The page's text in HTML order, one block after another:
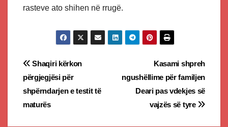
rasteve ato shihen në rrugë.
Post
navigation
Kasami shpreh
ngushëllime për familjen
Deari pas vdekjes së
vajzës së tyre
Shaqiri kërkon
përgjegjësi për
shpërndarjen e testit të
maturës